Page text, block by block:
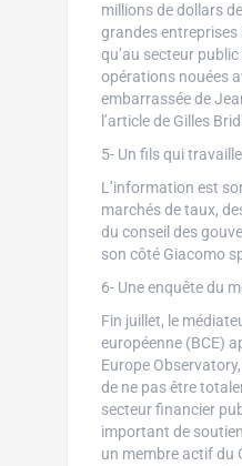
millions de dollars
grandes entreprises
qu’au secteur
opérations nouées
embarrassée de
l’article de Gilles
5- Un fils qui
L’information est
marchés de taux,
du conseil des
son côté Giacomo
6- Une enquête du
Fin juillet, le
européenne (BCE)
Europe
de ne pas être
secteur financier
important de
un membre actif du